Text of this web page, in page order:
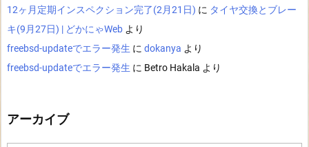
12ヶ月定期インスペクション完了(2月21日) に タイヤ交換とブレー
キ(9月27日) | どかにゃWeb より
freebsd-updateでエラー発生 に dokanya より
freebsd-updateでエラー発生 に Betro Hakala より
アーカイブ